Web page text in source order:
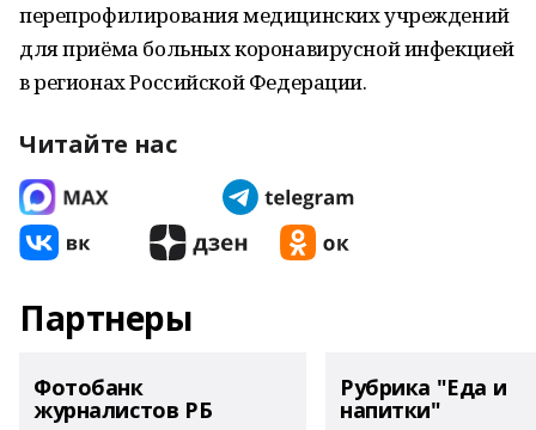
перепрофилирования медицинских учреждений
для приёма больных коронавирусной инфекцией
в регионах Российской Федерации.
Читайте нас
Партнеры
Фотобанк
журналистов РБ
Рубрика "Еда и
напитки"